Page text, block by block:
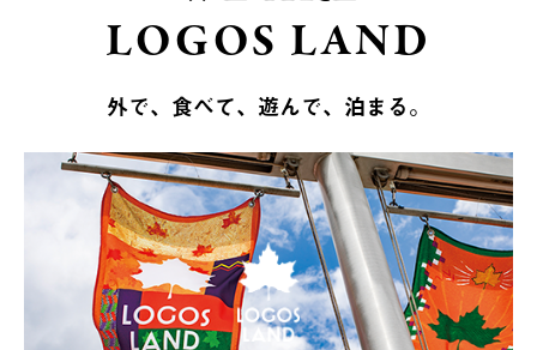
LOGOS LAND
外で、食べて、遊んで、泊まる。